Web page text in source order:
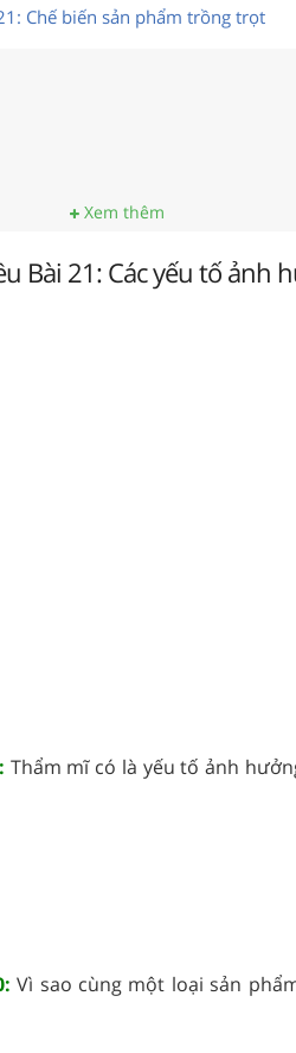
Chế biến sản phẩm trồng trọt
Xem thêm
Bài 21: Các yếu tố ảnh
Thẩm mĩ có là yếu tố ảnh
Vì sao cùng một loại sản